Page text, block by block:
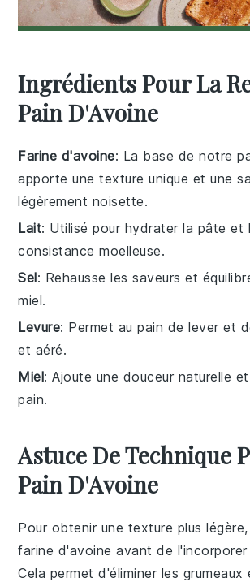
Ingrédients Pour La
Pain D'Avoine
Farine d'avoine: La base de notre
apporte une texture unique et une
légèrement noisette.
Lait: Utilisé pour hydrater la pâte et
consistance moelleuse.
Sel: Rehausse les saveurs et
miel.
Levure: Permet au pain de lever et
et aéré.
Miel: Ajoute une douceur naturelle
pain.
Astuce De Technique
Pain D'Avoine
Pour obtenir une texture plus
farine d'avoine avant de l'incorporer
Cela permet d'éliminer les grumeaux